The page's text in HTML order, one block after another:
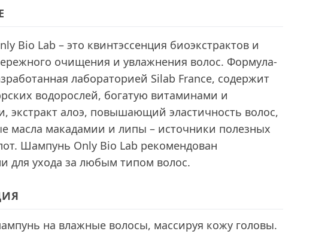
Bio Lab – это квинтэссенция биоэкстрактов и
очищения и увлажнения волос. Формула-
лабораторией Silab France, содержит
водорослей, богатую витаминами и
экстракт алоэ, повышающий эластичность волос,
масла макадамии и липы – источники полезных
Шампунь Only Bio Lab рекомендован
для ухода за любым типом волос.
на влажные волосы, массируя кожу головы.